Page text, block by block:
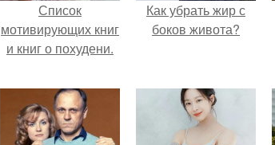
Список
мотивирующих книг
и книг о похудени.
Как убрать жир с
боков живота?